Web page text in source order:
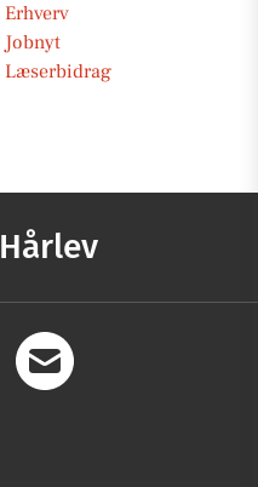
Erhverv
Jobnyt
Læserbidrag
Hårlev